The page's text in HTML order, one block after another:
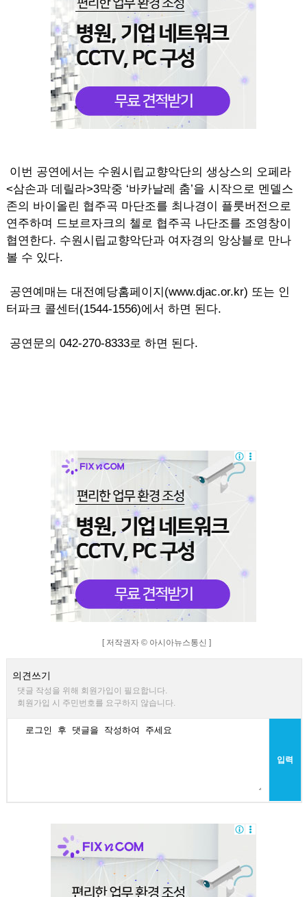
이번 공연에서는 수원시립교향악단의 생상스의 오페라
<삼손과 데릴라>3막중 ‘바카날레 춤’을 시작으로 멘델스
존의 바이올린 협주곡 마단조를 최나경이 플룻버전으로
연주하며 드보르자크의 첼로 협주곡 나단조를 조영창이
협연한다. 수원시립교향악단과 여자경의 앙상블로 만나
볼 수 있다.
공연예매는 대전예당홈페이지(www.djac.or.kr) 또는 인
터파크 콜센터(1544-1556)에서 하면 된다.
공연문의 042-270-8333로 하면 된다.
[ 저작권자 © 아시아뉴스통신 ]
의견쓰기
댓글 작성을 위해 회원가입이 필요합니다.
회원가입 시 주민번호를 요구하지 않습니다.
입력